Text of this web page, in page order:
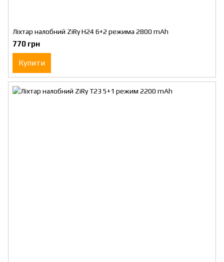
Ліхтар налобний ZiRy H24 6+2 режима 2800 mAh
770 грн
Купити